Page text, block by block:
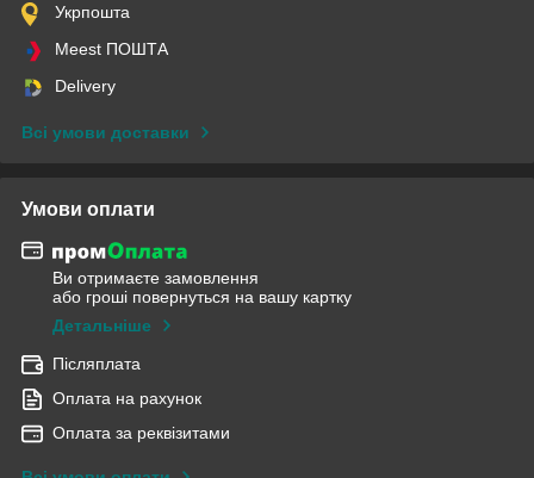
Укрпошта
Meest ПОШТА
Delivery
Всі умови доставки
Умови оплати
Ви отримаєте замовлення
або гроші повернуться на вашу картку
Детальніше
Післяплата
Оплата на рахунок
Оплата за реквізитами